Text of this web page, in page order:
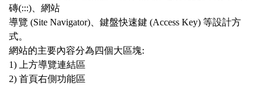
磚(:::)、網站
導覽 (Site Navigator)、鍵盤快速鍵 (Access Key) 等設計方
式。
網站的主要內容分為四個大區塊:
1) 上方導覽連結區
2) 首頁右側功能區